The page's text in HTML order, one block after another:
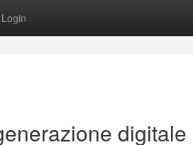
Login
digitale